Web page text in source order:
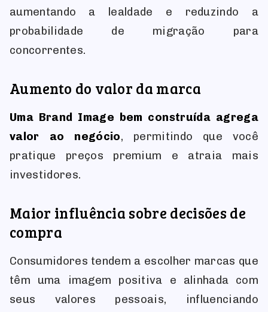
aumentando a lealdade e reduzindo a
probabilidade de migração para
concorrentes.
Aumento do valor da marca
Uma Brand Image bem construída agrega
valor ao negócio, permitindo que você
pratique preços premium e atraia mais
investidores.
Maior influência sobre decisões de
compra
Consumidores tendem a escolher marcas que
têm uma imagem positiva e alinhada com
seus valores pessoais, influenciando